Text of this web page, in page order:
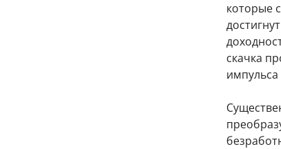
которые
скачка